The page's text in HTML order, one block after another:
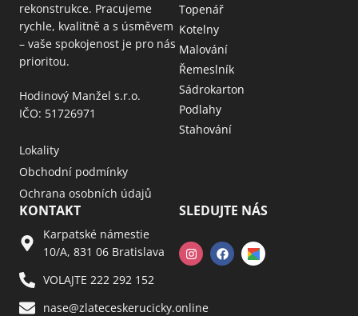
rekonstrukce. Pracujeme
rychle, kvalitně a s úsměvem
– vaše spokojenost je pro nás
prioritou.
Hodinový Manžel s.r.o.
IČO: 51726971
Lokality
Obchodní podmínky
Ochrana osobních údajů
Topenář
Kotelny
Malování
Řemeslník
Sádrokarton
Podlahy
Stahování
KONTAKT
Karpatské námestie
10/A, 831 06 Bratislava
VOLAJTE 222 292 152
nase@zlateceskerucicky.online
SLEDUJTE NÁS